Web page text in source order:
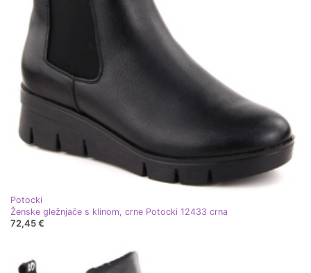
Potocki
Ženske gležnjače s klinom, crne Potocki 12433 crna
72,45 €